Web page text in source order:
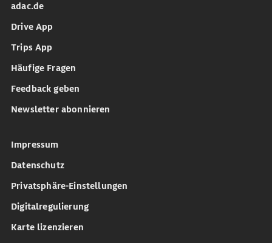
adac.de
Drive App
Trips App
Häufige Fragen
Feedback geben
Newsletter abonnieren
Impressum
Datenschutz
Privatsphäre-Einstellungen
Digitalregulierung
Karte lizenzieren